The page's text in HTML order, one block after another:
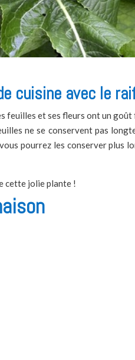
cuisine avec le
feuilles et ses fleurs ont un
ne se conservent pas
pourrez les conserver plus
cette jolie plante !